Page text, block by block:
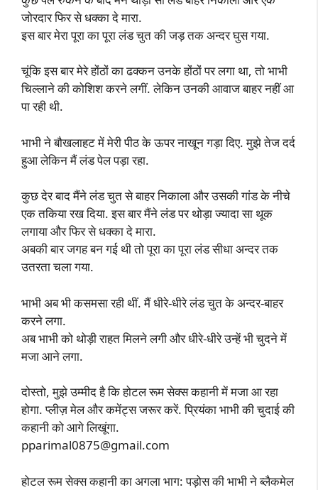
जोरदार फिर से धक्का दे मारा.
इस बार मेरा पूरा का पूरा लंड चुत की जड़ तक अन्दर घुस गया.
चूंकि इस बार मेरे होंठों का ढक्कन उनके होंठों पर लगा था, तो भाभी
चिल्लाने की कोशिश करने लगीं. लेकिन उनकी आवाज बाहर नहीं आ
पा रही थी.
भाभी ने बौखलाहट में मेरी पीठ के ऊपर नाखून गड़ा दिए. मुझे तेज दर्द
हुआ लेकिन मैं लंड पेल पड़ा रहा.
कुछ देर बाद मैंने लंड चुत से बाहर निकाला और उसकी गांड के नीचे
एक तकिया रख दिया. इस बार मैंने लंड पर थोड़ा ज्यादा सा थूक
लगाया और फिर से धक्का दे मारा.
अबकी बार जगह बन गई थी तो पूरा का पूरा लंड सीधा अन्दर तक
उतरता चला गया.
भाभी अब भी कसमसा रही थीं. मैं धीरे-धीरे लंड चुत के अन्दर-बाहर
करने लगा.
अब भाभी को थोड़ी राहत मिलने लगी और धीरे-धीरे उन्हें भी चुदने में
मजा आने लगा.
दोस्तो, मुझे उम्मीद है कि होटल रूम सेक्स कहानी में मजा आ रहा
होगा. प्लीज़ मेल और कमेंट्स जरूर करें. प्रियंका भाभी की चुदाई की
कहानी को आगे लिखूंगा.
pparimal0875@gmail.com
होटल रूम सेक्स कहानी का अगला भाग: पड़ोस की भाभी ने ब्लैकमेल